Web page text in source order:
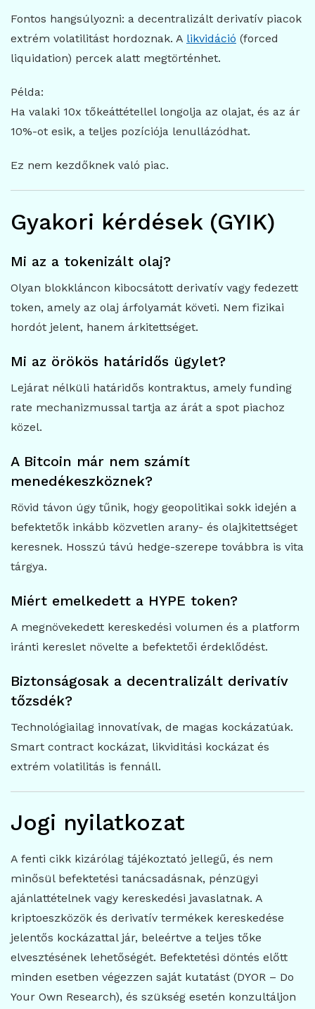
Fontos hangsúlyozni: a decentralizált derivatív piacok
extrém volatilitást hordoznak. A likvidáció (forced
liquidation) percek alatt megtörténhet.
Példa:
Ha valaki 10x tőkeáttétellel longolja az olajat, és az ár
10%-ot esik, a teljes pozíciója lenullázódhat.
Ez nem kezdőknek való piac.
Gyakori kérdések (GYIK)
Mi az a tokenizált olaj?
Olyan blokkláncon kibocsátott derivatív vagy fedezett
token, amely az olaj árfolyamát követi. Nem fizikai
hordót jelent, hanem árkitettséget.
Mi az örökös határidős ügylet?
Lejárat nélküli határidős kontraktus, amely funding
rate mechanizmussal tartja az árát a spot piachoz
közel.
A Bitcoin már nem számít
menedékeszköznek?
Rövid távon úgy tűnik, hogy geopolitikai sokk idején a
befektetők inkább közvetlen arany- és olajkitettséget
keresnek. Hosszú távú hedge-szerepe továbbra is vita
tárgya.
Miért emelkedett a HYPE token?
A megnövekedett kereskedési volumen és a platform
iránti kereslet növelte a befektetői érdeklődést.
Biztonságosak a decentralizált derivatív
tőzsdék?
Technológiailag innovatívak, de magas kockázatúak.
Smart contract kockázat, likviditási kockázat és
extrém volatilitás is fennáll.
Jogi nyilatkozat
A fenti cikk kizárólag tájékoztató jellegű, és nem
minősül befektetési tanácsadásnak, pénzügyi
ajánlattételnek vagy kereskedési javaslatnak. A
kriptoeszközök és derivatív termékek kereskedése
jelentős kockázattal jár, beleértve a teljes tőke
elvesztésének lehetőségét. Befektetési döntés előtt
minden esetben végezzen saját kutatást (DYOR – Do
Your Own Research), és szükség esetén konzultáljon